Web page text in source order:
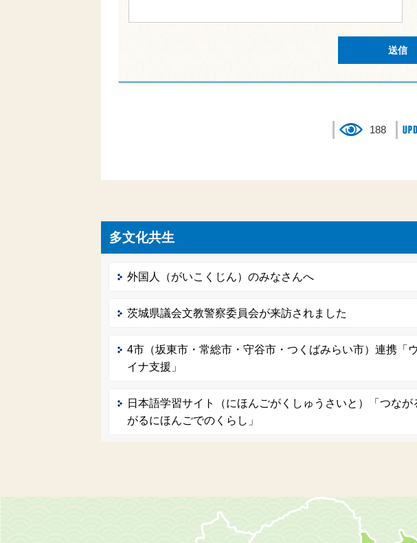
188
多文化共生
外国人（がいこくじん）のみなさんへ
茨城県議会文教警察委員会が来訪されました
4市（坂東市・常総市・守谷市・つくばみらい市）連携「
イナ支援」
日本語学習サイト（にほんごがくしゅうさいと）「つなが
がるにほんごでのくらし」